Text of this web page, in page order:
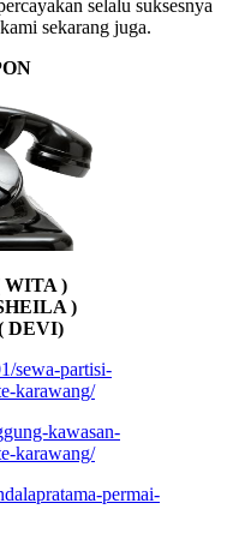
selalu suksesnya
sekarang juga.
WITA )
)
DEVI)
sewa-partisi-
karawang/
kawasan-
karawang/
permai-